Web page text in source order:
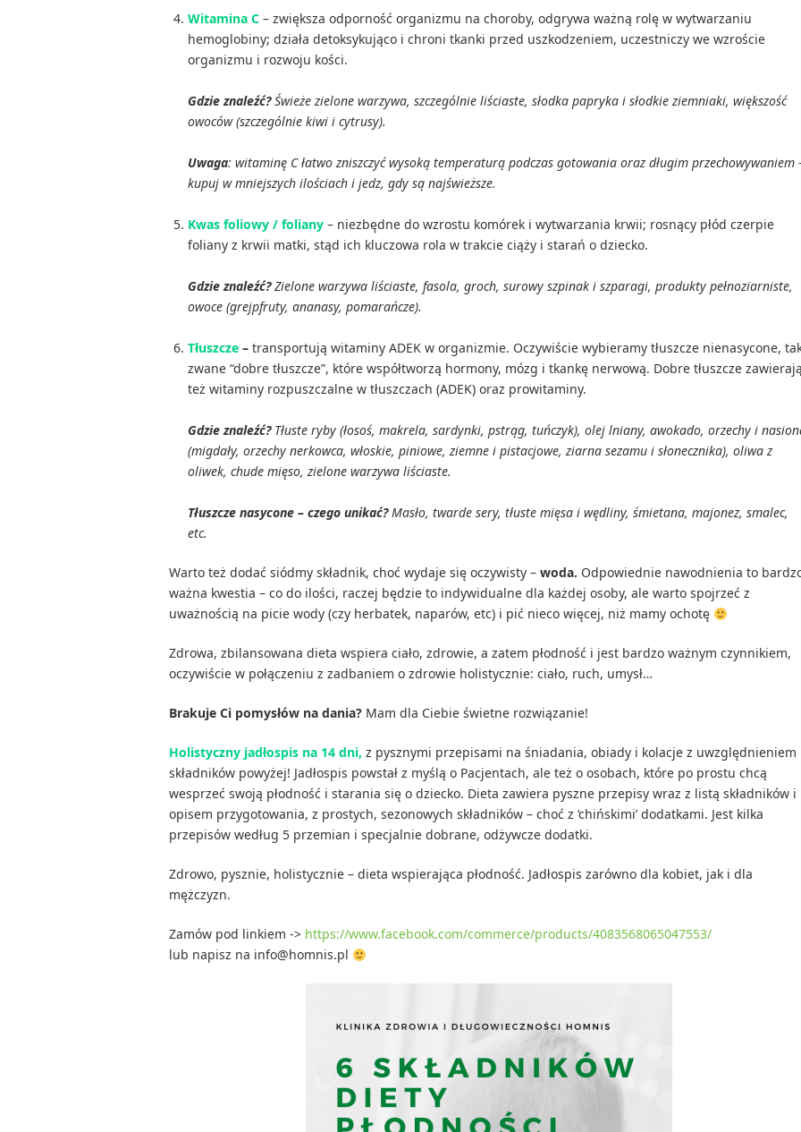
Witamina C – zwiększa odporność organizmu na choroby, odgrywa ważną rolę w wytwarzaniu
hemoglobiny; działa detoksykująco i chroni tkanki przed uszkodzeniem, uczestniczy we wzroście
organizmu i rozwoju kości.
Gdzie znaleźć?Świeże zielone warzywa, szczególnie liściaste, słodka papryka i słodkie ziemniaki, większość
owoców (szczególnie kiwi i cytrusy).
Uwaga: witaminę C łatwo zniszczyć wysoką temperaturą podczas gotowania oraz długim przechowywaniem
kupuj w mniejszych ilościach i jedz, gdy są najświeższe.
Kwas foliowy / foliany – niezbędne do wzrostu komórek i wytwarzania krwii; rosnący płód czerpie
foliany z krwii matki, stąd ich kluczowa rola w trakcie ciąży i starań o dziecko.
Gdzie znaleźć?Zielone warzywa liściaste, fasola, groch, surowy szpinak i szparagi, produkty pełnoziarniste,
owoce (grejpfruty, ananasy, pomarańcze).
Tłuszcze – transportują witaminy ADEK w organizmie. Oczywiście wybieramy tłuszcze nienasycone,
zwane “dobre tłuszcze”, które współtworzą hormony, mózg i tkankę nerwową. Dobre tłuszcze zawierają
też witaminy rozpuszczalne w tłuszczach (ADEK) oraz prowitaminy.
Gdzie znaleźć?Tłuste ryby (łosoś, makrela, sardynki, pstrąg, tuńczyk), olej lniany, awokado, orzechy i
(migdały, orzechy nerkowca, włoskie, piniowe, ziemne i pistacjowe, ziarna sezamu i słonecznika), oliwa z
oliwek, chude mięso, zielone warzywa liściaste.
Tłuszcze nasycone – czego unikać?Masło, twarde sery, tłuste mięsa i wędliny, śmietana, majonez, smalec,
etc.
Warto też dodać siódmy składnik, choć wydaje się oczywisty – woda. Odpowiednie nawodnienia to
ważna kwestia – co do ilości, raczej będzie to indywidualne dla każdej osoby, ale warto spojrzeć z
uważnością na picie wody (czy herbatek, naparów, etc) i pić nieco więcej, niż mamy ochotę
Zdrowa, zbilansowana dieta wspiera ciało, zdrowie, a zatem płodność i jest bardzo ważnym czynnikiem,
oczywiście w połączeniu z zadbaniem o zdrowie holistycznie: ciało, ruch, umysł…
Brakuje Ci pomysłów na dania? Mam dla Ciebie świetne rozwiązanie!
Holistyczny jadłospis na 14 dni, z pysznymi przepisami na śniadania, obiady i kolacje z uwzględnieniem
składników powyżej! Jadłospis powstał z myślą o Pacjentach, ale też o osobach, które po prostu chcą
wesprzeć swoją płodność i starania się o dziecko. Dieta zawiera pyszne przepisy wraz z listą składników i
opisem przygotowania, z prostych, sezonowych składników – choć z ‘chińskimi’ dodatkami. Jest kilka
przepisów według 5 przemian i specjalnie dobrane, odżywcze dodatki.
Zdrowo, pysznie, holistycznie – dieta wspierająca płodność. Jadłospis zarówno dla kobiet, jak i dla
mężczyzn.
Zamów pod linkiem -> https://www.facebook.com/commerce/products/4083568065047553/
lub napisz na info@homnis.pl